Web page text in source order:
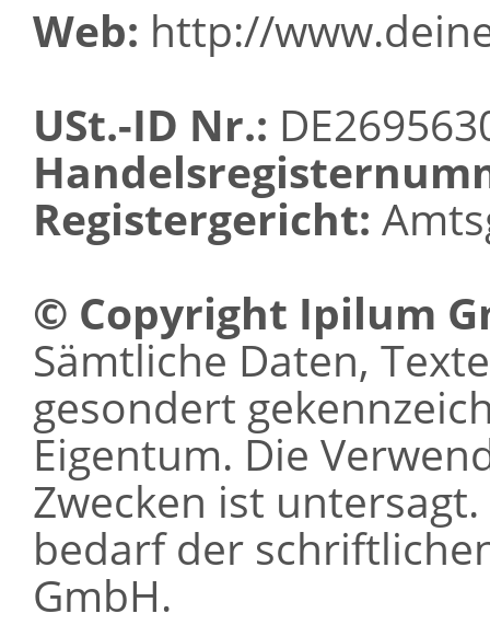
Web: http://
USt.-ID Nr.:
Registergericht:
© Copyright Ipilum
Sämtliche Daten,
gesondert
Eigentum. Die
Zwecken ist
bedarf der
GmbH.